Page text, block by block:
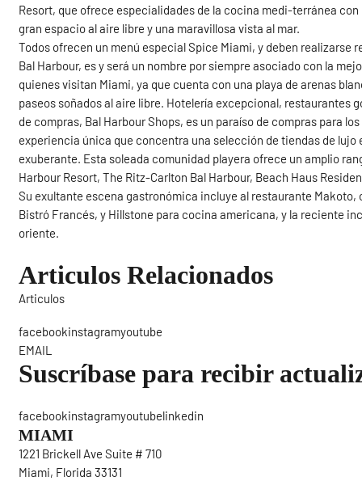
Resort, que ofrece especialidades de la cocina medi-terránea
gran espacio al aire libre y una maravillosa vista al mar.
Todos ofrecen un menú especial Spice Miami, y deben realizarse
Bal Harbour, es y será un nombre por siempre asociado con la
quienes visitan Miami, ya que cuenta con una playa de arenas
paseos soñados al aire libre. Hotelería excepcional, restaurantes
de compras, Bal Harbour Shops, es un paraíso de compras para
experiencia única que concentra una selección de tiendas de
exuberante. Esta soleada comunidad playera ofrece un amplio
Harbour Resort, The Ritz-Carlton Bal Harbour, Beach Haus
Su exultante escena gastronómica incluye al restaurante
Bistró Francés, y Hillstone para cocina americana, y la reciente
oriente.
Articulos Relacionados
Articulos
facebookinstagramyoutube
EMAIL
Suscríbase para recibir
facebookinstagramyoutubelinkedin
MIAMI
1221 Brickell Ave Suite # 710
Miami, Florida 33131